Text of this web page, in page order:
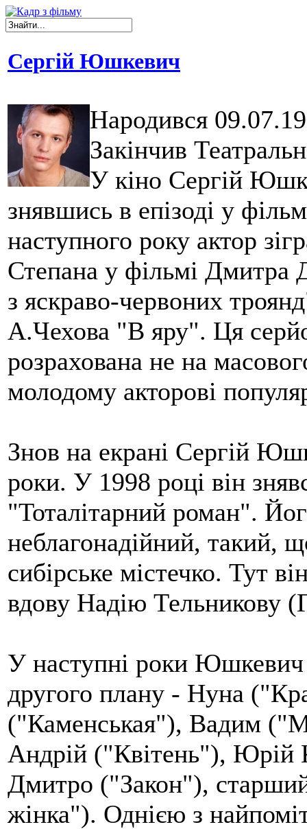
Сергій Юшкевич
Народився
Закінчив
У кіно Сергій
знявшись в епізоді у
наступного року актор
Степана у фільмі Дмитра
з яскраво-червоних
А.Чехова "В яру". Ця
розрахована не на
молодому акторові
Знов на екрані Сергій
роки. У 1998 році він
"Тоталітарний роман".
неблагонадійний, такий,
сибірське містечко. Тут
вдову Надію Тельникову
У наступні роки Юшкевич
другого плану - Нуна
("Каменськая"), Вадим
Андрій ("Квітень"), Юрій
Дмитро ("Закон"),
жінка"). Однією з